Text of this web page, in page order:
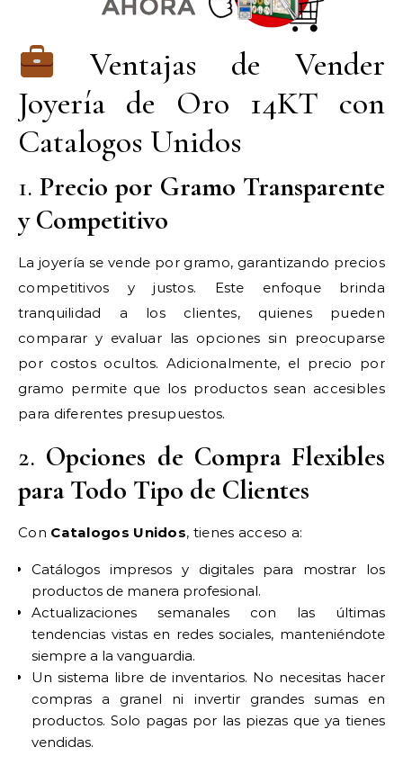
Ventajas de Vender
Joyería de Oro 14KT con
Catalogos Unidos
1. Precio por Gramo Transparente
y Competitivo
La joyería se vende por gramo, garantizando precios
competitivos y justos. Este enfoque brinda
tranquilidad a los clientes, quienes pueden
comparar y evaluar las opciones sin preocuparse
por costos ocultos. Adicionalmente, el precio por
gramo permite que los productos sean accesibles
para diferentes presupuestos.
2. Opciones de Compra Flexibles
para Todo Tipo de Clientes
Con Catalogos Unidos, tienes acceso a:
Catálogos impresos y digitales para mostrar los
productos de manera profesional.
Actualizaciones semanales con las últimas
tendencias vistas en redes sociales, manteniéndote
siempre a la vanguardia.
Un sistema libre de inventarios. No necesitas hacer
compras a granel ni invertir grandes sumas en
productos. Solo pagas por las piezas que ya tienes
vendidas.